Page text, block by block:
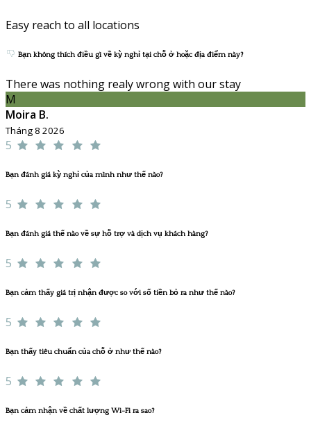
Easy reach to all locations
Bạn không thích điều gì về kỳ nghỉ tại chỗ ở hoặc địa điểm này?
There was nothing realy wrong with our stay
M
Moira B.
Tháng 8 2026
5
Bạn đánh giá kỳ nghỉ của mình như thế nào?
5
Bạn đánh giá thế nào về sự hỗ trợ và dịch vụ khách hàng?
5
Bạn cảm thấy giá trị nhận được so với số tiền bỏ ra như thế nào?
5
Bạn thấy tiêu chuẩn của chỗ ở như thế nào?
5
Bạn cảm nhận về chất lượng Wi-Fi ra sao?